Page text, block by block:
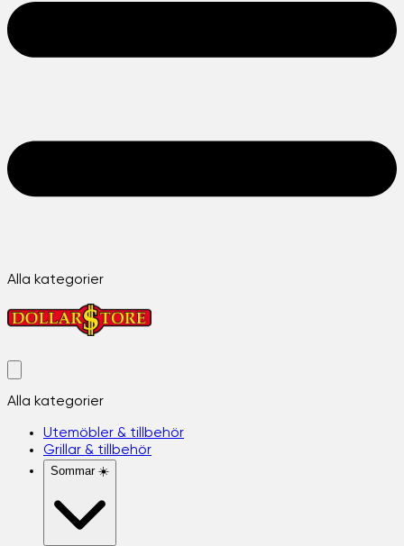
Alla kategorier
Alla kategorier
Utemöbler & tillbehör
Grillar & tillbehör
Sommar ☀️